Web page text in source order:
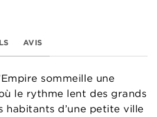
AVIS
sommeille une
le rythme lent des grands
habitants d’une petite ville